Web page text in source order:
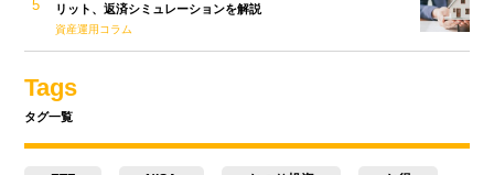
リット、返済シミュレーションを解説
資産運用コラム
Tags
タグ一覧